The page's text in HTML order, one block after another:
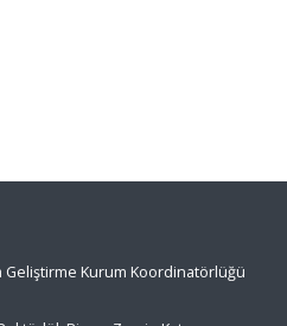
Geliştirme Kurum Koordinatörlüğü